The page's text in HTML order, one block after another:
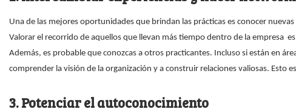
Una de las mejores oportunidades que brindan las prácticas es conocer
Valorar el recorrido de aquellos que llevan más tiempo dentro de la empresa
Además, es probable que conozcas a otros practicantes. Incluso si están en
comprender la visión de la organización y a construir relaciones valiosas. Esto
3. Potenciar el autoconocimiento